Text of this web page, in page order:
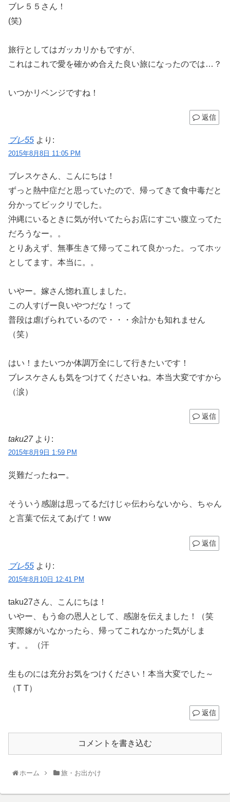
ブレ５５さん！
(笑)
旅行としてはガッカリかもですが、
これはこれで愛を確かめ合えた良い旅になったのでは…？
いつかリベンジですね！
返信
ブレ55 より:
2015年8月8日 11:05 PM
ブレスケさん、こんにちは！
ずっと熱中症だと思っていたので、帰ってきて食中毒だと
分かってビックリでした。
沖縄にいるときに気が付いてたらお店にすごい腹立ってた
だろうなー。。
とりあえず、無事生きて帰ってこれて良かった。ってホッ
としてます。本当に。。
いやー。嫁さん惚れ直しました。
この人すげー良いやつだな！って
普段は虐げられているので・・・余計かも知れません
（笑）
はい！またいつか体調万全にして行きたいです！
ブレスケさんも気をつけてくださいね。本当大変ですから
（涙）
返信
taku27 より:
2015年8月9日 1:59 PM
災難だったねー。
そういう感謝は思ってるだけじゃ伝わらないから、ちゃん
と言葉で伝えてあげて！ww
返信
ブレ55 より:
2015年8月10日 12:41 PM
taku27さん、こんにちは！
いやー、もう命の恩人として、感謝を伝えました！（笑
実際嫁がいなかったら、帰ってこれなかった気がしま
す。。（汗
生ものには充分お気をつけください！本当大変でした～
（T T）
返信
コメントを書き込む
ホーム 旅・お出かけ